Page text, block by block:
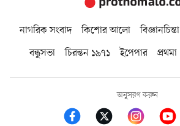
নাগরিক সংবাদ কিশোর আলো বিজ্ঞানচিন্তা
বন্ধুসভা
চিরন্তন ১৯৭১ ইপেপার প্রথমা
অনুসরণ করুন